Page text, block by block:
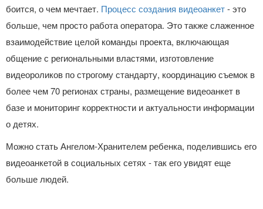
боится, о чем мечтает. Процесс создания видеоанкет- это
больше, чем просто работа оператора. Это также слаженное
взаимодействие целой команды проекта, включающая
общение с региональными властями, изготовление
видеороликов по строгому стандарту, координацию съемок в
более чем 70 регионах страны, размещение видеоанкет в
базе и мониторинг корректности и актуальности информации
о детях.
Можно стать Ангелом-Хранителем ребенка, поделившись его
видеоанкетой в социальных сетях - так его увидят еще
больше людей.